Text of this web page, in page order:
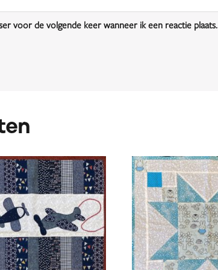
voor de volgende keer wanneer ik een reactie plaats.